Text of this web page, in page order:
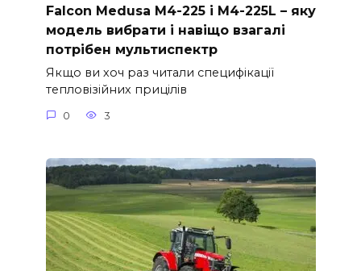
Falcon Medusa M4-225 і M4-225L – яку
модель вибрати і навіщо взагалі
потрібен мультиспектр
Якщо ви хоч раз читали специфікації
тепловізійних прицілів
0 3